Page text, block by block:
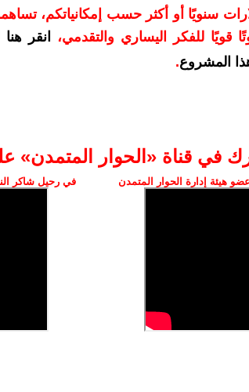
بمبلغ 10 دولارات سنويًا أو أكثر حسب
قويًا للفكر اليساري والتقدمي،
انقر
المشروع.
في قناة ‫«الحوار المتمدن»
هيئة إدارة الحوار المتمدن في رحيل شاكر